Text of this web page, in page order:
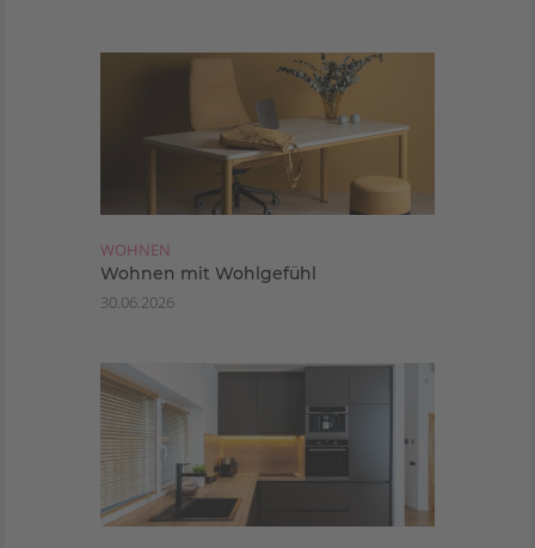
WOHNEN
Wohnen mit Wohlgefühl
30.06.2026